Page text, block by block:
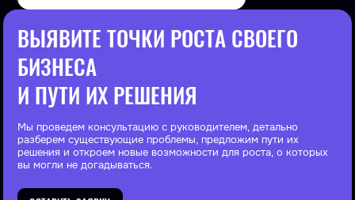
ВЫЯВИТЕ ТОЧКИ РОСТА СВОЕГО
БИЗНЕСА
И ПУТИ ИХ РЕШЕНИЯ
Мы проведем консультацию с руководителем, детально
разберем существующие проблемы, предложим пути их
решения и откроем новые возможности для роста, о которых
вы могли не догадываться.